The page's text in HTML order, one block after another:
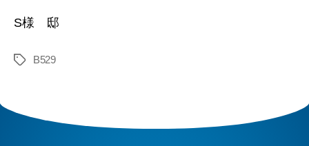
S様 邸
B529